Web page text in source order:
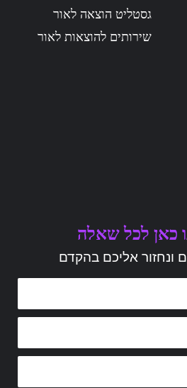
גסטליט הוצאה לאור
שירותים להוצאות לאור
כאן לכל שאלה
ונחזור אליכם בהקדם